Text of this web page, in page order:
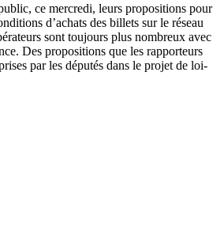
ce mercredi, leurs propositions pour
d’achats des billets sur le réseau
sont toujours plus nombreux avec
Des propositions que les rapporteurs
par les députés dans le projet de loi-